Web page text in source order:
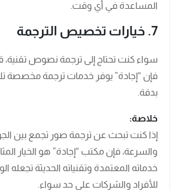
المساعدة في أي وقت.
7. خيارات تخصيص الترجمة
سواء كنت تحتاج إلى ترجمة نصوص تقنية،
فإن “إجادة” يوفر خدمات ترجمة مخصصة
بدقة.
خلاصة:
إذا كنت تبحث عن ترجمة صور تجمع بين
والسرعة، فإن مكتب “إجادة” هو الخيار
خدماته المعتمدة وتقنياته الحديثة تجعله
للأفراد والشركات على حد سواء.